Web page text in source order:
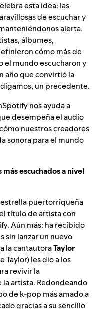
esta idea: las
de escuchar y
alerta.
álbumes,
cómo más de
el mundo escucharon y
año que convirtió la
un precedente.
​nos ayuda a
desempeña el audio
nuestros creadores
sonora para el mundo
escuchados a nivel
estrella puertorriqueña
título de artista con
Aún más: ha recibido
sin lanzar un nuevo
la cantautoraTaylor
Taylor) les dio a los
revivir la
artista. Redondeando
de k-pop más amado a
gracias a su sencillo